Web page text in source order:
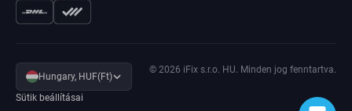
Hungary, HUF(Ft)
Sütik beállításai
© 2026 iFix s.r.o. HU. Minden jog fenntartva.